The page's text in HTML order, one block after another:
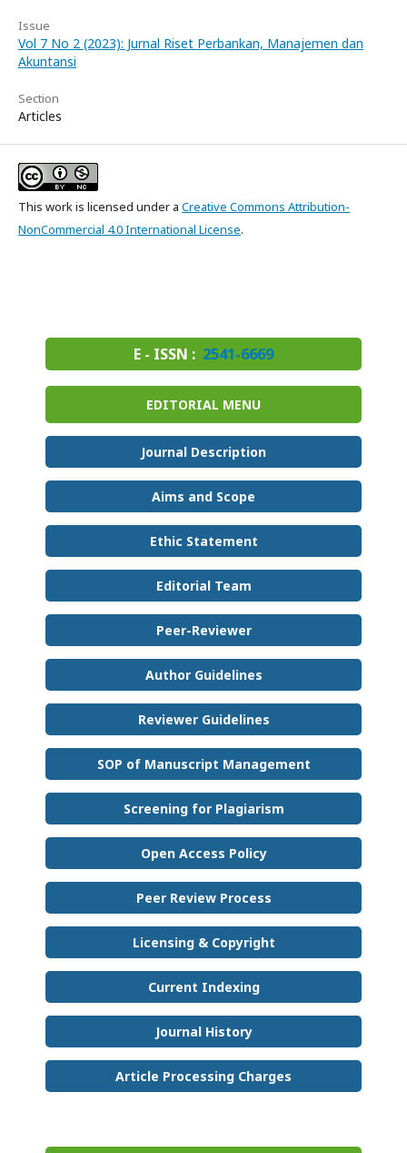
Issue
Vol 7 No 2 (2023): Jurnal Riset Perbankan, Manajemen dan
Akuntansi
Section
Articles
This work is licensed under a Creative Commons Attribution-
NonCommercial 4.0 International License.
E - ISSN : 2541-6669
EDITORIAL MENU
Journal Description
Aims and Scope
Ethic Statement
Editorial Team
Peer-Reviewer
Author Guidelines
Reviewer Guidelines
SOP of Manuscript Management
Screening for Plagiarism
Open Access Policy
Peer Review Process
Licensing & Copyright
Current Indexing
Journal History
Article Processing Charges